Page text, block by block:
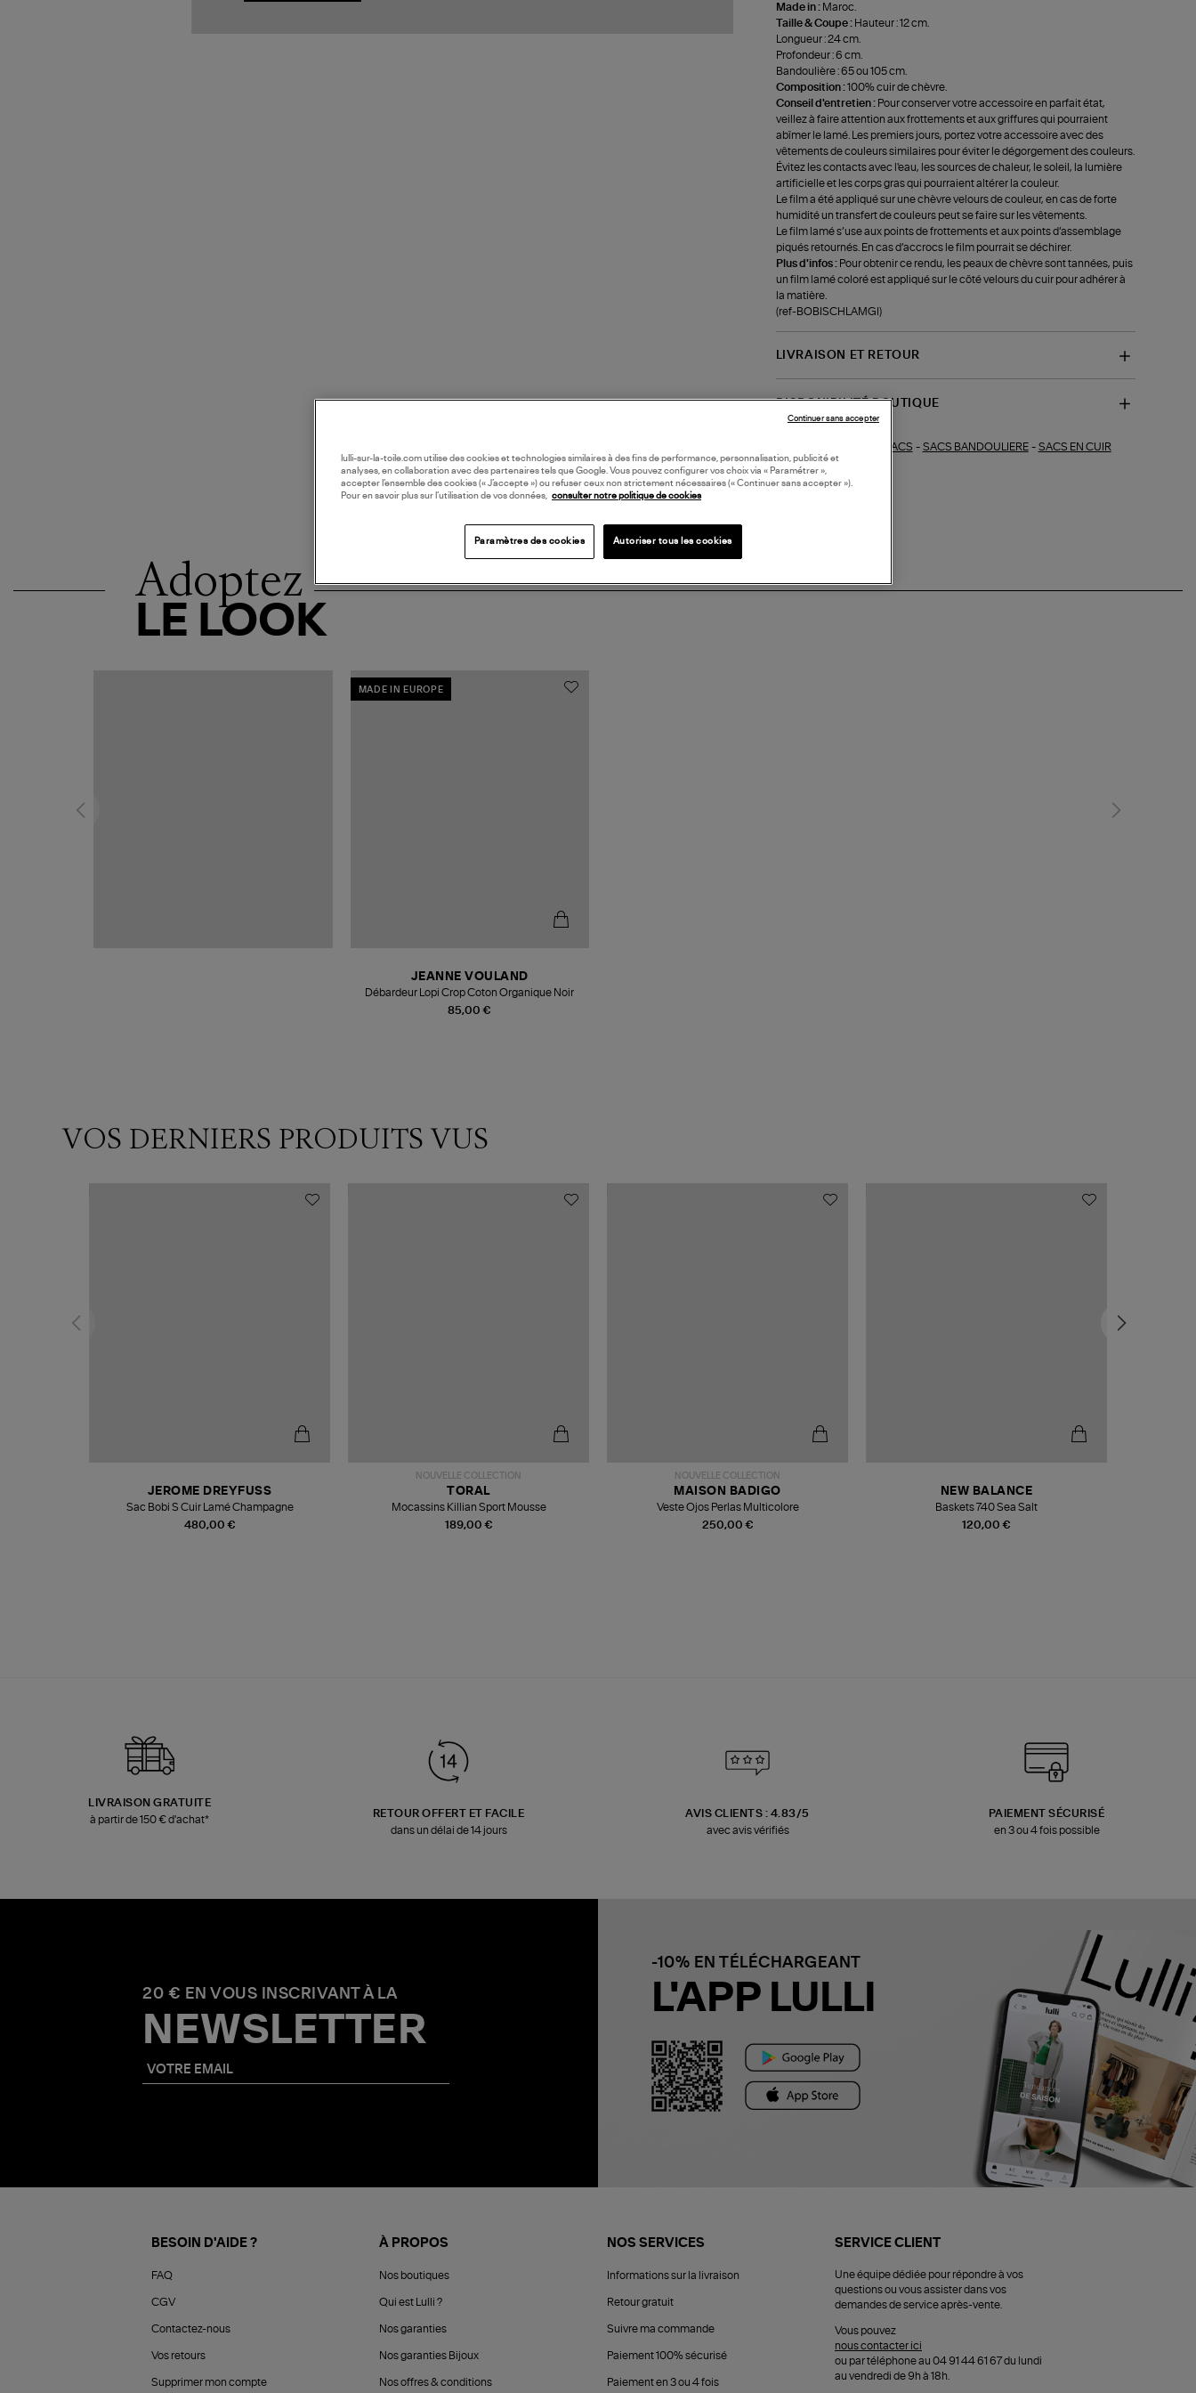
Made in : Maroc.
Taille & Coupe : Hauteur : 12 cm.
Longueur : 24 cm.
Profondeur : 6 cm.
Bandoulière : 65 ou 105 cm.
Composition :100% cuir de chèvre.
Conseil d'entretien : Pour conserver votre accessoire en parfait état,
veillez à faire attention aux frottements et aux griffures qui pourraient
abîmer le lamé. Les premiers jours, portez votre accessoire avec des
vêtements de couleurs similaires pour éviter le dégorgement des couleurs.
Évitez les contacts avec l'eau, les sources de chaleur, le soleil, la lumière
artificielle et les corps gras qui pourraient altérer la couleur.
Le film a été appliqué sur une chèvre velours de couleur, en cas de forte
humidité un transfert de couleurs peut se faire sur les vêtements.
Le film lamé s’use aux points de frottements et aux points d’assemblage
piqués retournés. En cas d’accrocs le film pourrait se déchirer.
Plus d'infos : Pour obtenir ce rendu, les peaux de chèvre sont tannées, puis
un film lamé coloré est appliqué sur le côté velours du cuir pour adhérer à
la matière.
(ref-BOBISCHLAMGI)
LIVRAISON ET RETOUR
DISPONIBILITÉ BOUTIQUE
SACS - SACS BANDOULIERE- SACS EN CUIR
Adoptez
LE LOOK
MADE IN EUROPE
85,00 €
JEANNE VOULAND
Débardeur Lopi Crop Coton Organique Noir
VOS DERNIERS PRODUITS VUS
480,00 €
JEROME DREYFUSS
Sac Bobi S Cuir Lamé Champagne
NOUVELLE COLLECTION
189,00 €
TORAL
Mocassins Killian Sport Mousse
NOUVELLE COLLECTION
250,00 €
MAISON BADIGO
Veste Ojos Perlas Multicolore
120,00 €
NEW BALANCE
Baskets 740 Sea Salt
LIVRAISON GRATUITE
à partir de 150 € d'achat*
RETOUR OFFERT ET FACILE
dans un délai de 14 jours
AVIS CLIENTS : 4.83/5
avec avis vérifiés
PAIEMENT SÉCURISÉ
en 3 ou 4 fois possible
20 € EN VOUS INSCRIVANT À LA
NEWSLETTER
-10% EN TÉLÉCHARGEANT
L'APP LULLI
BESOIN D'AIDE ?
FAQ
CGV
Contactez-nous
Vos retours
Supprimer mon compte
À PROPOS
Nos boutiques
Qui est Lulli ?
Nos garanties
Nos garanties Bijoux
Nos offres & conditions
NOS SERVICES
Informations sur la livraison
Retour gratuit
Suivre ma commande
Paiement 100% sécurisé
Paiement en 3 ou 4 fois
SERVICE CLIENT
Une équipe dédiée pour répondre à vos
questions ou vous assister dans vos
demandes de service après-vente.
Vous pouvez
nous contacter ici
ou par téléphone au 04 91 44 61 67 du lundi
au vendredi de 9h à 18h.
lulli-sur-la-toile.com utilise des cookies et technologies similaires à des fins de performance, personnalisation, publicité et
analyses, en collaboration avec des partenaires tels que Google. Vous pouvez configurer vos choix via « Paramétrer »,
accepter l’ensemble des cookies (« J’accepte ») ou refuser ceux non strictement nécessaires (« Continuer sans accepter »).
Pour en savoir plus sur l’utilisation de vos données, consulter notre politique de cookies
Paramètres des cookies Autoriser tous les cookies
Continuer sans accepter